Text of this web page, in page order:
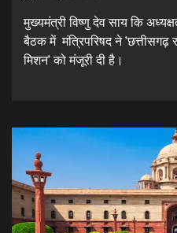
मुख्यमंत्री विष्णु देव साय कि
बैठक में मंत्रिपरिषद ने ’छत्तीसगढ़
मिशन’ को मंजूरी दी है।